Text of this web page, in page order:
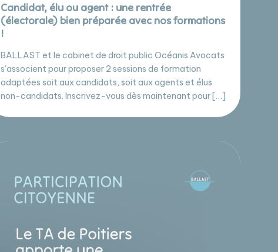
Candidat, élu ou agent : une rentrée
(électorale) bien préparée avec nos formations
!
BALLAST et le cabinet de droit public Océanis Avocats
s’associent pour proposer 2 sessions de formation
adaptées soit aux candidats, soit aux agents et élus
non-candidats. Inscrivez-vous dès maintenant pour […]